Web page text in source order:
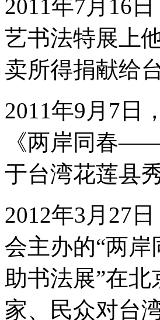
2011年7月16
艺书法特展上
卖所得捐献给
2011年9月7日
《两岸同春
于台湾花莲县
2012年3月27
会主办的“两
助书法展”在
家、民众对台